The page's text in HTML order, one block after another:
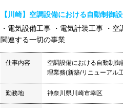
【川崎】空調設備における自動制御
・電気設備工事 ・電気計装工事 ・
関連する一切の事業
仕事内容
空調設備における自動制
理業務(新築/リニューアル
勤務地 神奈川県川崎市幸区